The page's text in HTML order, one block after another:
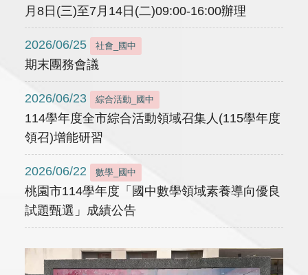
月8日(三)至7月14日(二)09:00-16:00辦理
2026/06/25 社會_國中
期末團務會議
2026/06/23 綜合活動_國中
114學年度全市綜合活動領域召集人(115學年度
領召)增能研習
2026/06/22 數學_國中
桃園市114學年度「國中數學領域素養導向優良
試題甄選」成績公告